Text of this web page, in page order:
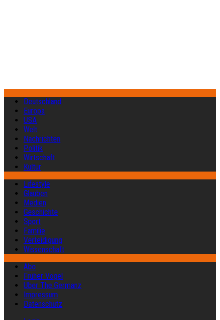
Deutschland
Europa
USA
Welt
Nachrichten
Politik
Wirtschaft
Kultur
Lifestyle
Glauben
Medien
Geschichte
Sport
Familie
Verteidigung
Wissenschaft
Abo
Früher Vogel
Über The Germanz
Impressum
Datenschutz